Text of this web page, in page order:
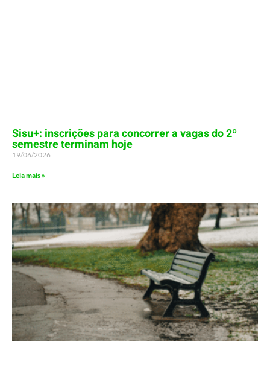
Sisu+: inscrições para concorrer a vagas do 2º
semestre terminam hoje
19/06/2026
Leia mais »